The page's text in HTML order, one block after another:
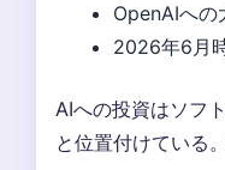
OpenAIへの
2026年6月
AIへの投資はソフ
と位置付けている